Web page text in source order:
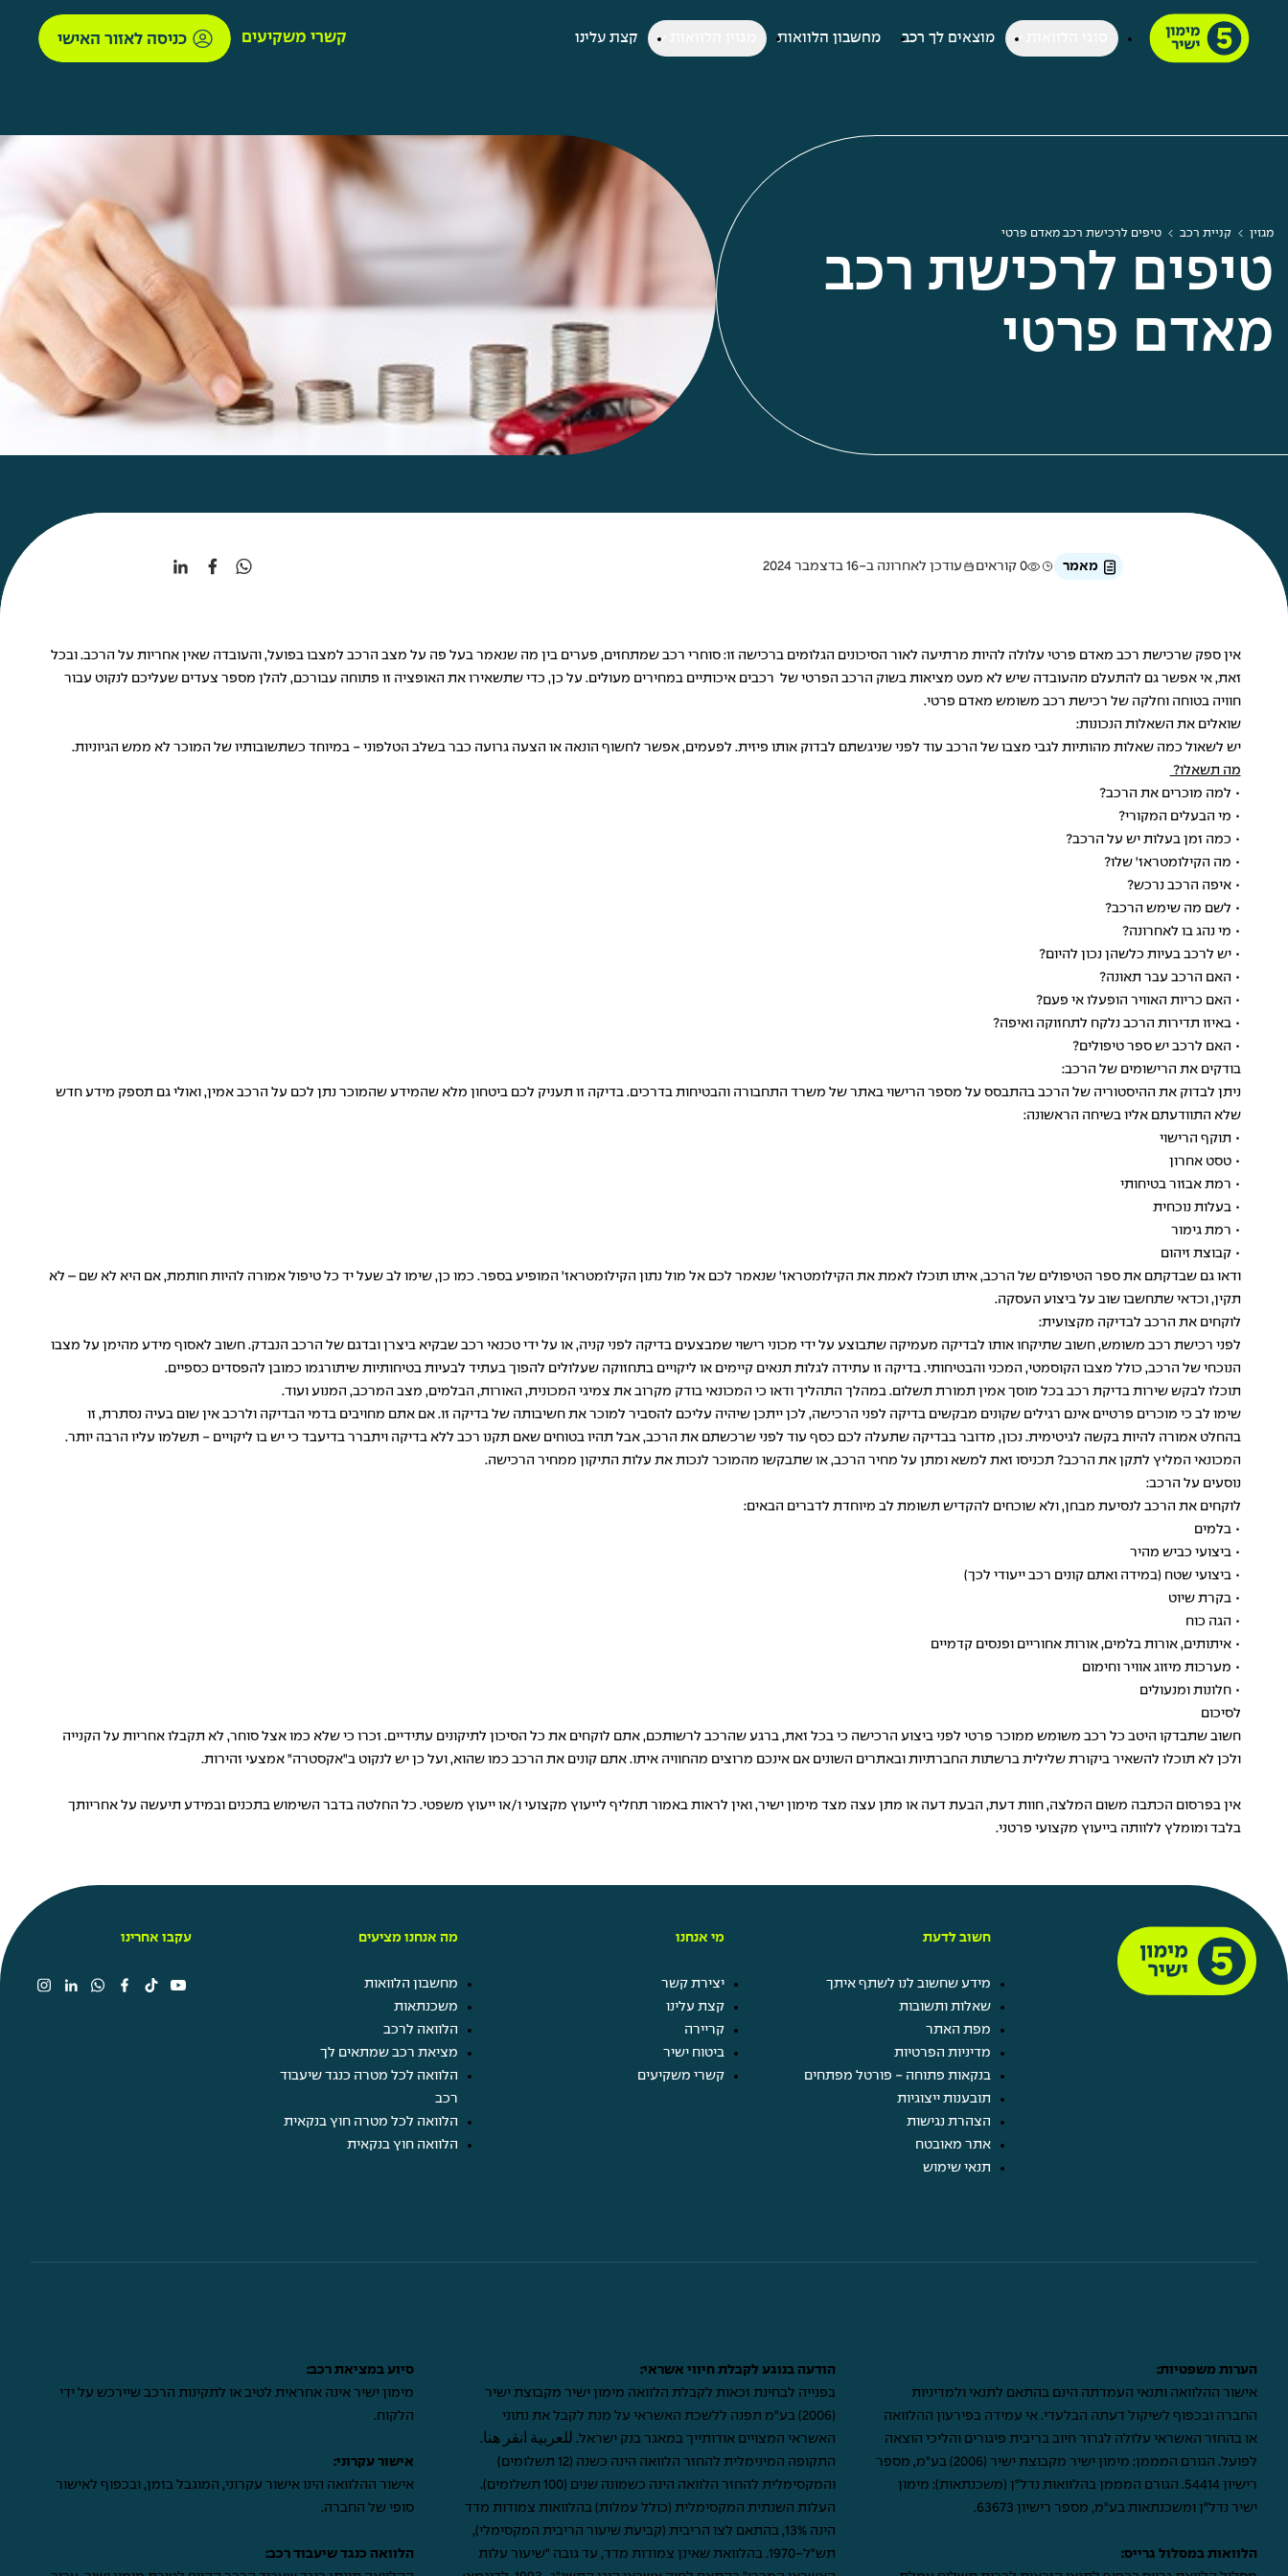
מוצאים לך רכב מחשבון הלוואות קצת עלינו קשרי משקיעים כניסה לאזור האישי
מגזין קניית רכב טיפים לרכישת רכב מאדם פרטי
טיפים לרכישת רכב
מאדם פרטי
מאמר 0 קוראים עודכן לאחרונה ב-16 בדצמבר 2024
אין ספק שרכישת רכב מאדם פרטי עלולה להיות מרתיעה לאור הסיכונים הגלומים ברכישה זו: סוחרי רכב שמתחזים, פערים בין מה שנאמר בעל פה על מצב הרכב למצבו בפועל, והעובדה שאין אחריות על הרכב. ובכל
זאת, אי אפשר גם להתעלם מהעובדה שיש לא מעט מציאות בשוק הרכב הפרטי של רכבים איכותיים במחירים מעולים. על כן, כדי שתשאירו את האופציה זו פתוחה עבורכם, להלן מספר צעדים שעליכם לנקוט עבור
חוויה בטוחה וחלקה של רכישת רכב משומש מאדם פרטי.
שואלים את השאלות הנכונות:
יש לשאול כמה שאלות מהותיות לגבי מצבו של הרכב עוד לפני שניגשתם לבדוק אותו פיזית. לפעמים, אפשר לחשוף הונאה או הצעה גרועה כבר בשלב הטלפוני - במיוחד כשתשובותיו של המוכר לא ממש הגיוניות.
מה תשאלו?
• למה מוכרים את הרכב?
• מי הבעלים המקורי?
• כמה זמן בעלות יש על הרכב?
• מה הקילומטראז' שלו?
• איפה הרכב נרכש?
• לשם מה שימש הרכב?
• מי נהג בו לאחרונה?
• יש לרכב בעיות כלשהן נכון להיום?
• האם הרכב עבר תאונה?
• האם כריות האוויר הופעלו אי פעם?
• באיזו תדירות הרכב נלקח לתחזוקה ואיפה?
• האם לרכב יש ספר טיפולים?
בודקים את הרישומים של הרכב:
ניתן לבדוק את ההיסטוריה של הרכב בהתבסס על מספר הרישוי באתר של משרד התחבורה והבטיחות בדרכים. בדיקה זו תעניק לכם ביטחון מלא שהמידע שהמוכר נתן לכם על הרכב אמין, ואולי גם תספק מידע חדש
שלא התוודעתם אליו בשיחה הראשונה:
• תוקף הרישוי
• טסט אחרון
• רמת אבזור בטיחותי
• בעלות נוכחית
• רמת גימור
• קבוצת זיהום
ודאו גם שבדקתם את ספר הטיפולים של הרכב, איתו תוכלו לאמת את הקילומטראז' שנאמר לכם אל מול נתון הקילומטראז' המופיע בספר. כמו כן, שימו לב שעל יד כל טיפול אמורה להיות חותמת, אם היא לא שם – לא
תקין, וכדאי שתחשבו שוב על ביצוע העסקה.
לוקחים את הרכב לבדיקה מקצועית:
לפני רכישת רכב משומש, חשוב שתיקחו אותו לבדיקה מעמיקה שתבוצע על ידי מכוני רישוי שמבצעים בדיקה לפני קניה, או על ידי טכנאי רכב שבקיא ביצרן ובדגם של הרכב הנבדק. חשוב לאסוף מידע מהימן על מצבו
הנוכחי של הרכב, כולל מצבו הקוסמטי, המכני והבטיחותי. בדיקה זו עתידה לגלות תנאים קיימים או ליקויים בתחזוקה שעלולים להפוך בעתיד לבעיות בטיחותיות שיתורגמו כמובן להפסדים כספיים.
תוכלו לבקש שירות בדיקת רכב בכל מוסך אמין תמורת תשלום. במהלך התהליך ודאו כי המכונאי בודק מקרוב את צמיגי המכונית, האורות, הבלמים, מצב המרכב, המנוע ועוד.
שימו לב כי מוכרים פרטיים אינם רגילים שקונים מבקשים בדיקה לפני הרכישה, לכן ייתכן שיהיה עליכם להסביר למוכר את חשיבותה של בדיקה זו. אם אתם מחויבים בדמי הבדיקה ולרכב אין שום בעיה נסתרת, זו
בהחלט אמורה להיות בקשה לגיטימית. נכון, מדובר בבדיקה שתעלה לכם כסף עוד לפני שרכשתם את הרכב, אבל תהיו בטוחים שאם תקנו רכב ללא בדיקה ויתברר בדיעבד כי יש בו ליקויים - תשלמו עליו הרבה יותר.
המכונאי המליץ לתקן את הרכב? תכניסו זאת למשא ומתן על מחיר הרכב, או שתבקשו מהמוכר לנכות את עלות התיקון ממחיר הרכישה.
נוסעים על הרכב:
לוקחים את הרכב לנסיעת מבחן, ולא שוכחים להקדיש תשומת לב מיוחדת לדברים הבאים:
• בלמים
• ביצועי כביש מהיר
• ביצועי שטח (במידה ואתם קונים רכב ייעודי לכך)
• בקרת שיוט
• הגה כוח
• איתותים, אורות בלמים, אורות אחוריים ופנסים קדמיים
• מערכות מיזוג אוויר וחימום
• חלונות ומנעולים
לסיכום
חשוב שתבדקו היטב כל רכב משומש ממוכר פרטי לפני ביצוע הרכישה כי בכל זאת, ברגע שהרכב לרשותכם, אתם לוקחים את כל הסיכון לתיקונים עתידיים. זכרו כי שלא כמו אצל סוחר, לא תקבלו אחריות על הקנייה
ולכן לא תוכלו להשאיר ביקורת שלילית ברשתות החברתיות ובאתרים השונים אם אינכם מרוצים מהחוויה איתו. אתם קונים את הרכב כמו שהוא, ועל כן יש לנקוט ב"אקסטרה" אמצעי זהירות.
אין בפרסום הכתבה משום המלצה, חוות דעת, הבעת דעה או מתן עצה מצד מימון ישיר, ואין לראות באמור תחליף לייעוץ מקצועי ו/או ייעוץ משפטי. כל החלטה בדבר השימוש בתכנים ובמידע תיעשה על אחריותך
בלבד ומומלץ ללוותה בייעוץ מקצועי פרטני.
חשוב לדעת
מידע שחשוב לנו לשתף איתך
שאלות ותשובות
מפת האתר
מדיניות הפרטיות
בנקאות פתוחה - פורטל מפתחים
תובענות ייצוגיות
הצהרת נגישות
אתר מאובטח
תנאי שימוש
מי אנחנו
יצירת קשר
קצת עלינו
קריירה
ביטוח ישיר
קשרי משקיעים
מה אנחנו מציעים
מחשבון הלוואות
משכנתאות
הלוואה לרכב
מציאת רכב שמתאים לך
הלוואה לכל מטרה כנגד שיעבוד
רכב
הלוואה לכל מטרה חוץ בנקאית
הלוואה חוץ בנקאית
עקבו אחרינו
הערות משפטיות:
אישור ההלוואה ותנאי העמדתה הינם בהתאם לתנאי ולמדיניות
החברה ובכפוף לשיקול דעתה הבלעדי. אי עמידה בפירעון ההלוואה
או בהחזר האשראי עלולה לגרור חיוב בריבית פיגורים והליכי הוצאה
לפועל. הגורם המממן: מימון ישיר מקבוצת ישיר (2006) בע"מ, מספר
רישיון 54414. הגורם המממן בהלוואות נדל"ן (משכנתאות): מימון
ישיר נדל"ן ומשכנתאות בע"מ, מספר רישיון 63673.
הלוואות במסלול גרייס:
הודעה בנוגע לקבלת חיווי אשראי:
בפנייה לבחינת זכאות לקבלת הלוואה מימון ישיר מקבוצת ישיר
(2006) בע"מ תפנה ללשכת האשראי על מנת לקבל את נתוני
האשראי המצויים אודותייך במאגר בנק ישראל. للعربية انقر هنا .
התקופה המינימלית להחזר הלוואה הינה כשנה (12 תשלומים)
והמקסימלית להחזר הלוואה הינה כשמונה שנים (100 תשלומים).
העלות השנתית המקסימלית (כולל עמלות) בהלוואות צמודות מדד
הינה 13%, בהתאם לצו הריבית (קביעת שיעור הריבית המקסימלי),
תש"ל-1970. בהלוואת שאינן צמודות מדד, עד גובה "שיעור עלות
סיוע במציאת רכב:
מימון ישיר אינה אחראית לטיב או לתקינות הרכב שיירכש על ידי
הלקוח.
אישור עקרוני:
אישור ההלוואה הינו אישור עקרוני, המוגבל בזמן, ובכפוף לאישור
סופי של החברה.
הלוואה כנגד שיעבוד רכב: